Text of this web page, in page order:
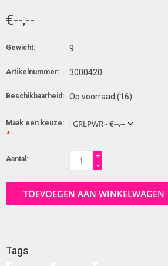
€--,--
Gewicht: 9
Artikelnummer: 3000420
Beschikbaarheid: Op voorraad (16)
Maak een keuze:
*
Aantal:
+
-
TOEVOEGEN AAN WINKELWAGEN
Tags